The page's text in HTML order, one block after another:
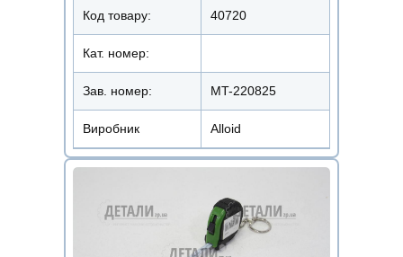
Код товару: 40720
Кат. номер:
Зав. номер: MT-220825
Виробник Alloid